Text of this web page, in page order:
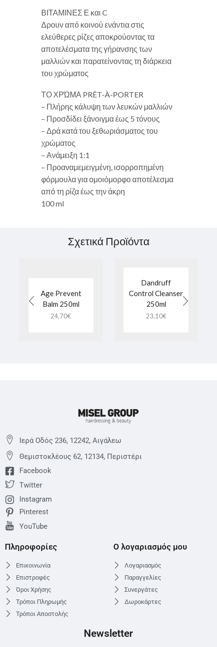
ΒΙΤΑΜΙΝΕΣ Ε και C
Δρουν από κοινού ενάντια στις
ελεύθερες ρίζες αποκρούοντας τα
αποτελέσματα της γήρανσης των
μαλλιών και παρατείνοντας τη διάρκεια
του χρώματος
ΤΟ ΧΡΏΜΑ PRÊT-À-PORTER
– Πλήρης κάλυψη των λευκών μαλλιών
– Προσδίδει ξάνοιγμα έως 5 τόνους
– Δρά κατά του ξεθωριάσματος του
χρώματος
– Ανάμειξη 1:1
– Προαναμεμειγμένη, ισορροπημένη
φόρμουλα για ομοιόμορφο αποτέλεσμα
από τη ρίζα έως την άκρη
100 ml
Σχετικά Προϊόντα
Age Prevent
Balm 250ml
24,70€
Dandruff
Control Cleanser
250ml
23,10€
Ιερά Οδός 236, 12242, Αιγάλεω
Θεμιστoκλέους 62, 12134, Περιστέρι
Facebook
Twitter
Instagram
Pinterest
YouTube
Πληροφορίες
Επικοινωνία
Επιστροφές
Όροι Χρήσης
Τρόποι Πληρωμής
Τρόποι Αποστολής
Ο λογαριασμός μου
Λογαριασμός
Παραγγελίες
Συνεργάτες
Δωροκάρτες
Newsletter